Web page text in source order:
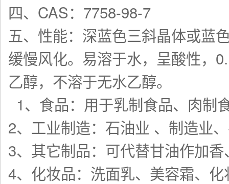
四、CAS：7758-98-7
五、性能：深蓝色三斜晶体或蓝
缓慢风化。易溶于水，呈酸性，
乙醇，不溶于无水乙醇。
1、食品：用于乳制食品、肉制
2、工业制造：石油业 、制造业
3、其它制品：可代替甘油作加
4、化妆品：洗面乳、美容霜、